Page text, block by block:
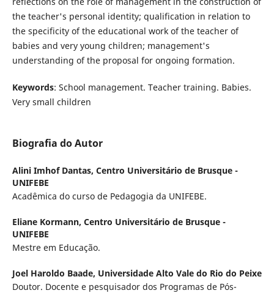
the teacher's personal identity; qualification in relation to
the specificity of the educational work of the teacher of
babies and very young children; management's
understanding of the proposal for ongoing formation.
Keywords: School management. Teacher training. Babies.
Very small children
Biografia do Autor
Alini Imhof Dantas, Centro Universitário de Brusque -
UNIFEBE
Acadêmica do curso de Pedagogia da UNIFEBE.
Eliane Kormann, Centro Universitário de Brusque -
UNIFEBE
Mestre em Educação.
Joel Haroldo Baade, Universidade Alto Vale do Rio do Peixe
Doutor. Docente e pesquisador dos Programas de Pós-